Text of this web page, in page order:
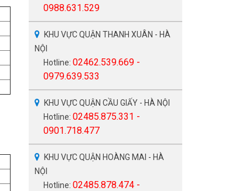
0988.631.529
KHU VỰC QUẬN THANH XUÂN - HÀ
NỘI
Hotline: 02462.539.669 -
0979.639.533
KHU VỰC QUẬN CẦU GIẤY - HÀ NỘI
Hotline: 02485.875.331 -
0901.718.477
KHU VỰC QUẬN HOÀNG MAI - HÀ
NỘI
Hotline: 02485.878.474 -